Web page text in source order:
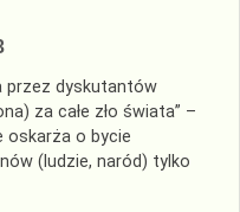
przez dyskutantów
za całe zło świata” –
oskarża o bycie
(ludzie, naród) tylko